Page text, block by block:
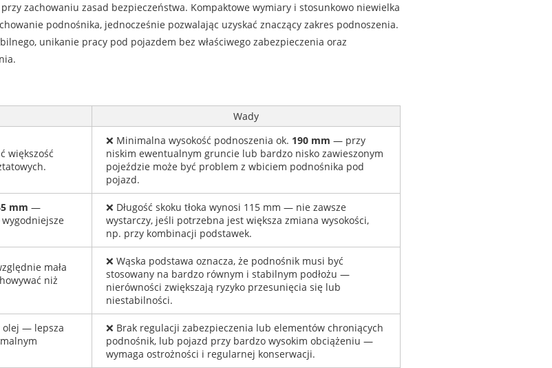
zachowaniu zasad bezpieczeństwa. Kompaktowe wymiary i stosunkowo niewielka
podnośnika, jednocześnie pozwalając uzyskać znaczący zakres podnoszenia.
unikanie pracy pod pojazdem bez właściwego zabezpieczenia oraz
Wady
większość
❌ Minimalna wysokość podnoszenia ok. 190 mm — przy
niskim ewentualnym gruncie lub bardzo nisko zawieszonym
pojeździe może być problem z wbiciem podnośnika pod
pojazd.
mm —
❌ Długość skoku tłoka wynosi 115 mm — nie zawsze
wystarczy, jeśli potrzebna jest większa zmiana wysokości,
np. przy kombinacji podstawek.
mała
niż
❌ Wąska podstawa oznacza, że podnośnik musi być
stosowany na bardzo równym i stabilnym podłożu —
nierówności zwiększają ryzyko przesunięcia się lub
niestabilności.
olej — lepsza
❌ Brak regulacji zabezpieczenia lub elementów chroniących
podnośnik, lub pojazd przy bardzo wysokim obciążeniu —
wymaga ostrożności i regularnej konserwacji.